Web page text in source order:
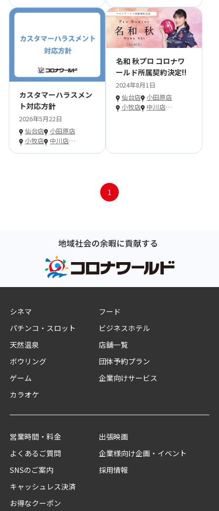
カスタマーハラスメン
ト対応方針
2026年5月22日
仙台店
小田原店
小牧店
中川店…
名和 秋プロ コロナワ
ールド所属契約決定!!
2024年8月1日
仙台店
小田原店
小牧店
中川店…
1
シネマ
パチンコ・スロット
天然温泉
ボウリング
ゲーム
カラオケ
フード
ビジネスホテル
店舗一覧
団体予約プラン
企業向けサービス
営業時間・料金
よくあるご質問
SNSのご案内
キャッシュレス決済
お得なクーポン
出張映画
企業様向け企画・イベント
採用情報